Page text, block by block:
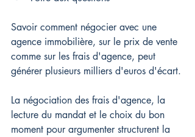
Savoir comment négocier avec une
agence immobilière, sur le prix de vente
comme sur les frais d'agence, peut
générer plusieurs milliers d'euros d'écart.
La négociation des frais d'agence, la
lecture du mandat et le choix du bon
moment pour argumenter structurent la